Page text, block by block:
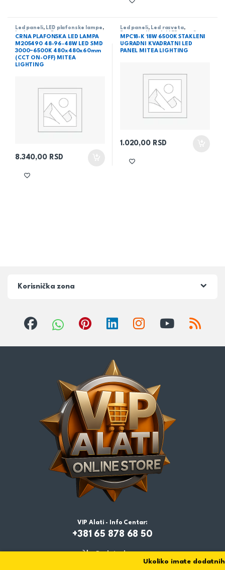
Dodaj u korpu
Led paneli, LED plafonske lampe ,
CRNA PLAFONSKA LED LAMPA
M205490 48-96-48W LED SMD
3000~6500K 480x480x60mm
(CCT ON-OFF) MITEA
LIGHTING
8.340,00 RSD
Led paneli, Led rasveta,
MPC18-K 18W 6500K STAKLENI
UGRADNI KVADRATNI LED
PANEL MITEA LIGHTING
1.020,00 RSD
Korisnička zona
VIP Alati - Info Centar:
+381 65 878 68 50
Ukoliko imate